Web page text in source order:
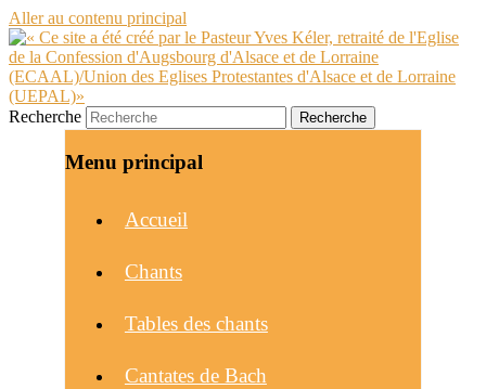
Aller au contenu principal
Recherche
Menu principal
Accueil
Chants
Tables des chants
Cantates de Bach